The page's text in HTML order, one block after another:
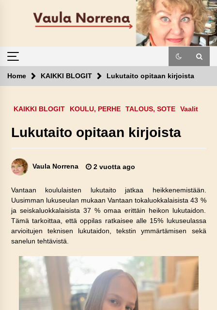
Home KAIKKI BLOGIT Lukutaito opitaan kirjoista
KAIKKI BLOGIT KOULU, PERHE TALOUS, SOTE Vaalit
Lukutaito opitaan kirjoista
Vaula Norrena 2 vuotta ago
Vantaan koululaisten lukutaito jatkaa heikkenemistään.
Uusimman lukuseulan mukaan Vantaan tokaluokkalaisista 43 %
ja seiskaluokkalaisista 37 % omaa erittäin heikon lukutaidon.
Tämä tarkoittaa, että oppilas ratkaisee alle 15% lukuseulassa
arvioitujen teknisen lukutaidon, tekstin ymmärtämisen sekä
sanelun tehtävistä.